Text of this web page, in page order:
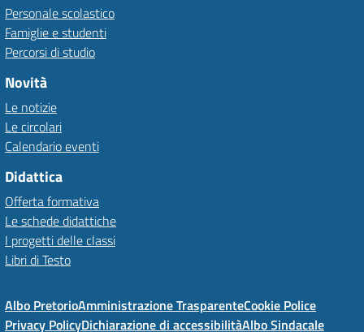
Personale scolastico
Famiglie e studenti
Percorsi di studio
Novità
Le notizie
Le circolari
Calendario eventi
Didattica
Offerta formativa
Le schede didattiche
I progetti delle classi
Libri di Testo
Albo PretorioAmministrazione TrasparenteCookie Police
Privacy PolicyDichiarazione di accessibilitàAlbo Sindacale